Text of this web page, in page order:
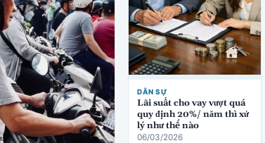
DÂN SỰ
Lãi suất cho vay vượt quá
quy định 20%/ năm thì xử
lý như thế nào
06/03/2026